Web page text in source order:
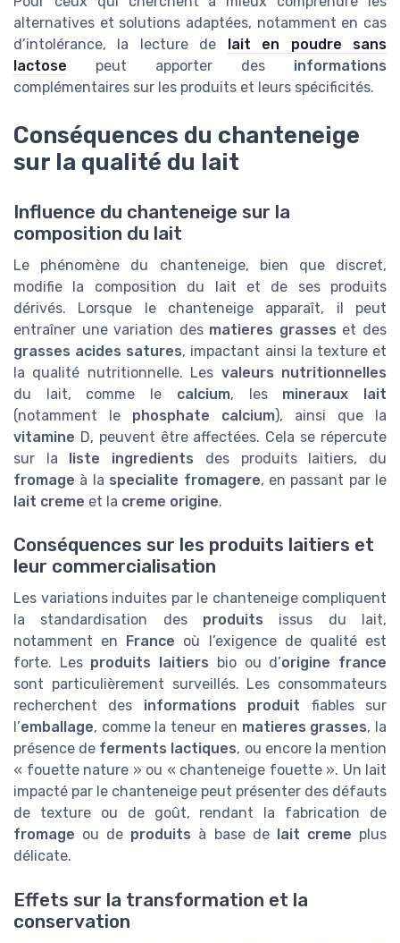
alternatives et solutions adaptées, notamment en cas
d’intolérance, la lecture de lait en poudre sans
lactose peut apporter des informations
complémentaires sur les produits et leurs spécificités.
Conséquences du chanteneige
sur la qualité du lait
Influence du chanteneige sur la
composition du lait
Le phénomène du chanteneige, bien que discret,
modifie la composition du lait et de ses produits
dérivés. Lorsque le chanteneige apparaît, il peut
entraîner une variation des matieres grasses et des
grasses acides satures, impactant ainsi la texture et
la qualité nutritionnelle. Les valeurs nutritionnelles
du lait, comme le calcium, les mineraux lait
(notamment le phosphate calcium), ainsi que la
vitamine D, peuvent être affectées. Cela se répercute
sur la liste ingredients des produits laitiers, du
fromage à la specialite fromagere, en passant par le
lait creme et la creme origine.
Conséquences sur les produits laitiers et
leur commercialisation
Les variations induites par le chanteneige compliquent
la standardisation des produits issus du lait,
notamment en
France où l’exigence de qualité est
forte. Les produits laitiers bio ou d’origine france
sont particulièrement surveillés. Les consommateurs
recherchent des informations produit fiables sur
l’emballage, comme la teneur en matieres grasses, la
présence de ferments lactiques, ou encore la mention
« fouette nature » ou « chanteneige fouette ». Un lait
impacté par le chanteneige peut présenter des défauts
de texture ou de goût, rendant la fabrication de
fromage ou de produits à base de lait creme plus
délicate.
Effets sur la transformation et la
conservation